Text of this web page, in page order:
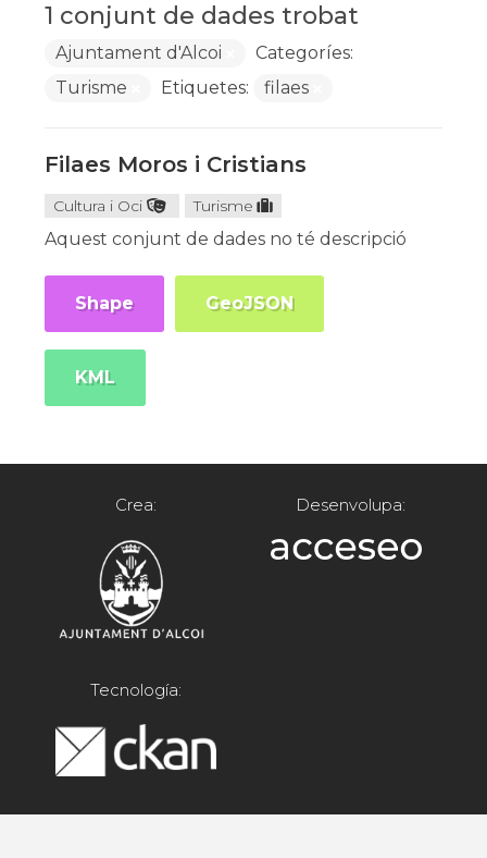
1 conjunt de dades trobat
Ajuntament d'Alcoi
Categoríes:
Turisme
Etiquetes: filaes
Filaes Moros i Cristians
Cultura i Oci Turisme
Aquest conjunt de dades no té descripció
Shape GeoJSON
KML
Crea: Desenvolupa:
Tecnología: